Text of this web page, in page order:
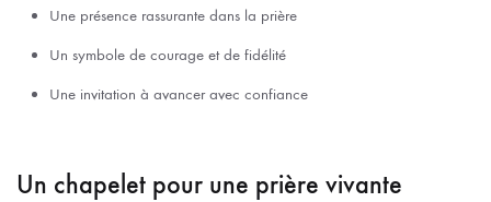
Une présence rassurante dans la prière
Un symbole de courage et de fidélité
Une invitation à avancer avec confiance
Un chapelet pour une prière vivante